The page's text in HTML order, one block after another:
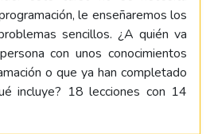
le enseñaremos los
sencillos. ¿A quién va
con unos conocimientos
o que ya han completado
incluye? 18 lecciones con 14